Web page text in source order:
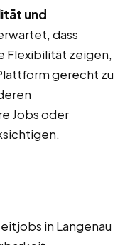
und
dass
Flexibilität zeigen,
gerecht zu
Jobs oder
in Langenau